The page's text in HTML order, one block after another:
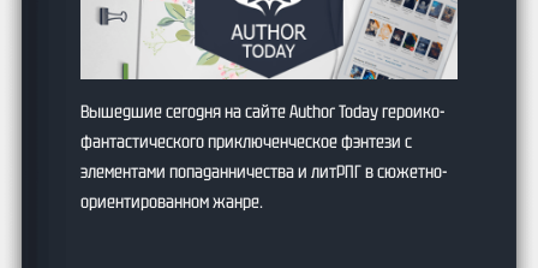
Вышедшие сегодня на сайте Author Today героико-
фантастического приключенческое фэнтези с
элементами попаданничества и литРПГ в сюжетно-
ориентированном жанре.